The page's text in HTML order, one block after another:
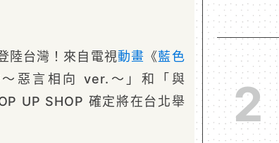
陸台灣！來自電視動畫 《藍色
惡言相向 ver.～」和「與
UP SHOP 確定將在台北舉
2